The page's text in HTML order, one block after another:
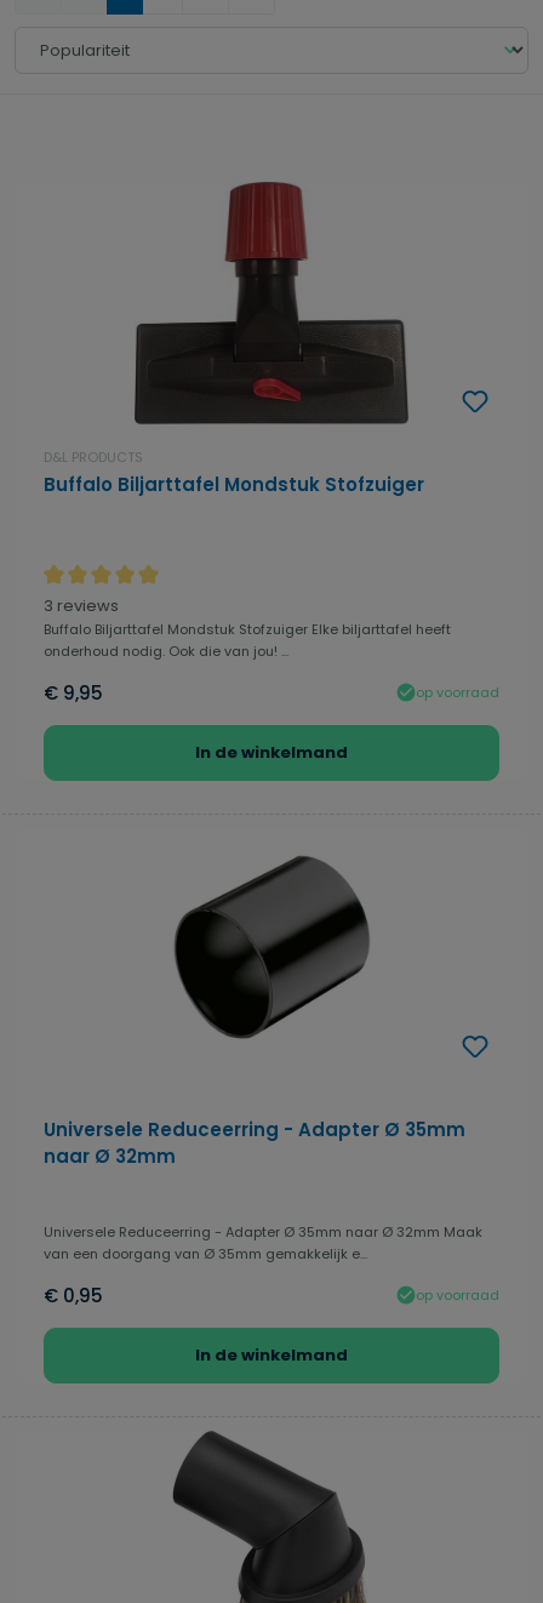
D&L PRODUCTS
Buffalo Biljarttafel Mondstuk Stofzuiger
Gemiddelde waardering van 5 van 5 sterren
3 reviews
Buffalo Biljarttafel Mondstuk Stofzuiger Elke biljarttafel heeft
onderhoud nodig. Ook die van jou! ...
€ 9,95 op voorraad
In de winkelmand
Universele Reduceerring - Adapter Ø 35mm
naar Ø 32mm
Universele Reduceerring - Adapter Ø 35mm naar Ø 32mm Maak
van een doorgang van Ø 35mm gemakkelijk e...
€ 0,95 op voorraad
In de winkelmand